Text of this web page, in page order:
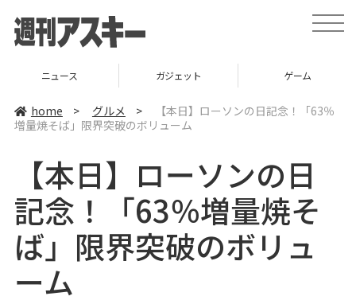
t
o
v
ニュース ガジェット ゲーム
home > グルメ >
【本日】ローソンの日記念！「63％
増量焼そば」限界突破のボリューム
【本日】ローソンの日
記念！「63％増量焼そ
ば」限界突破のボリュ
ーム